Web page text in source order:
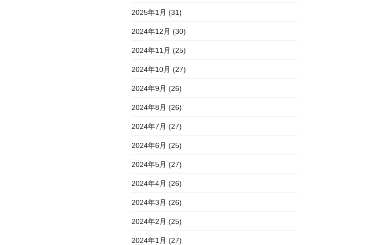
2025年1月 (31)
2024年12月 (30)
2024年11月 (25)
2024年10月 (27)
2024年9月 (26)
2024年8月 (26)
2024年7月 (27)
2024年6月 (25)
2024年5月 (27)
2024年4月 (26)
2024年3月 (26)
2024年2月 (25)
2024年1月 (27)